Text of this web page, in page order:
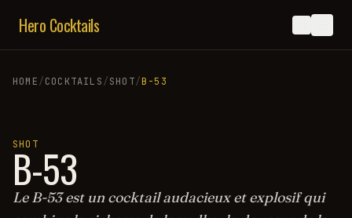
Hero Cocktails
HOME/COCKTAILS/SHOT/B-53
SHOT
B-53
Le B-53 est un cocktail audacieux et explosif qui